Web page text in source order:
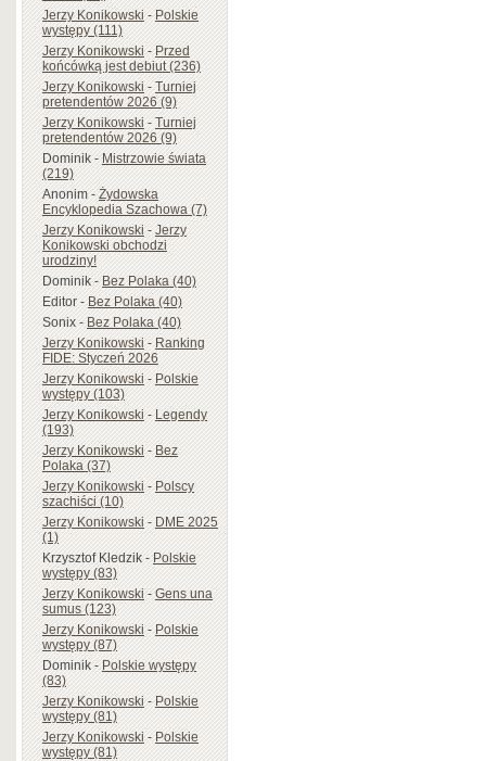
Jerzy Konikowski-Polskie
występy (111)
Jerzy Konikowski-Przed
końcówką jest debiut (236)
Jerzy Konikowski-Turniej
pretendentów 2026 (9)
Jerzy Konikowski-Turniej
pretendentów 2026 (9)
Dominik-Mistrzowie świata
(219)
Anonim-Żydowska
Encyklopedia Szachowa (7)
Jerzy Konikowski-Jerzy
Konikowski obchodzi
urodziny!
Dominik-Bez Polaka (40)
Editor-Bez Polaka (40)
Sonix-Bez Polaka (40)
Jerzy Konikowski-Ranking
FIDE: Styczeń 2026
Jerzy Konikowski-Polskie
występy (103)
Jerzy Konikowski-Legendy
(193)
Jerzy Konikowski-Bez
Polaka (37)
Jerzy Konikowski-Polscy
szachiści (10)
Jerzy Konikowski-DME 2025
(1)
Krzysztof Kledzik-Polskie
występy (83)
Jerzy Konikowski-Gens una
sumus (123)
Jerzy Konikowski-Polskie
występy (87)
Dominik-Polskie występy
(83)
Jerzy Konikowski-Polskie
występy (81)
Jerzy Konikowski-Polskie
występy (81)